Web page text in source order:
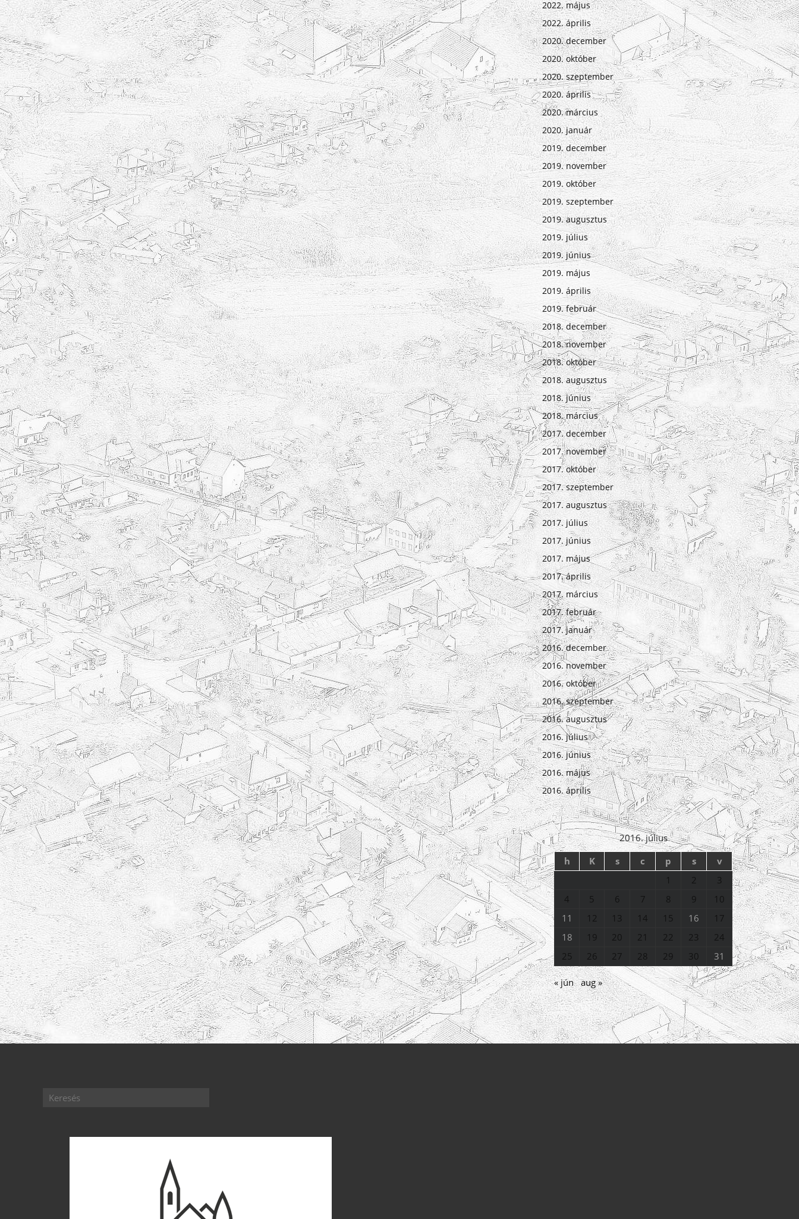
2022. május
2022. április
2020. december
2020. október
2020. szeptember
2020. április
2020. március
2020. január
2019. december
2019. november
2019. október
2019. szeptember
2019. augusztus
2019. július
2019. június
2019. május
2019. április
2019. február
2018. december
2018. november
2018. október
2018. augusztus
2018. június
2018. március
2017. december
2017. november
2017. október
2017. szeptember
2017. augusztus
2017. július
2017. június
2017. május
2017. április
2017. március
2017. február
2017. január
2016. december
2016. november
2016. október
2016. szeptember
2016. augusztus
2016. július
2016. június
2016. május
2016. április
2016. július
h
K s c p s
v
1
2
3
4
5 6 7 8 9
10
11
12 13 14 15 16
17
18
19 20 21 22 23
24
25
26 27 28 29 30 31
« jún aug »